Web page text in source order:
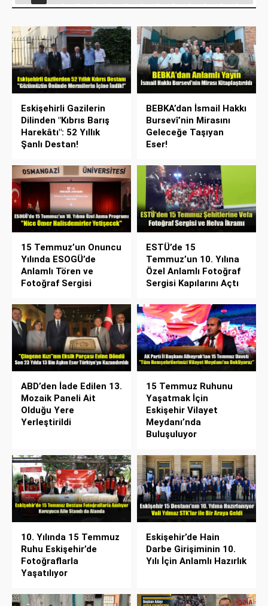
Eskişehirli Gazilerin
Dilinden "Kıbrıs Barış
Harekâtı": 52 Yıllık
Şanlı Destan!
BEBKA’dan İsmail Hakkı
Bursevî’nin Mirasını
Geleceğe Taşıyan
Eser!
15 Temmuz’un Onuncu
Yılında ESOGÜ’de
Anlamlı Tören ve
Fotoğraf Sergisi
ESTÜ’de 15
Temmuz’un 10. Yılına
Özel Anlamlı Fotoğraf
Sergisi Kapılarını Açtı
ABD’den İade Edilen 13.
Mozaik Paneli Ait
Olduğu Yere
Yerleştirildi
15 Temmuz Ruhunu
Yaşatmak İçin
Eskişehir Vilayet
Meydanı’nda
Buluşuluyor
10. Yılında 15 Temmuz
Ruhu Eskişehir’de
Fotoğraflarla
Yaşatılıyor
Eskişehir’de Hain
Darbe Girişiminin 10.
Yılı İçin Anlamlı Hazırlık